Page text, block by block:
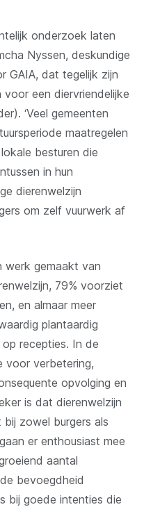
onderzoek laten
Nyssen, deskundige
GAIA, dat tegelijk zijn
een diervriendelijke
‘Veel gemeenten
maatregelen
besturen die
in hun
dierenwelzijn
om zelf vuurwerk af
werk gemaakt van
79% voorziet
en almaar meer
plantaardig
recepties. In de
voor verbetering,
opvolging en
is dat dierenwelzijn
zowel burgers als
er enthousiast mee
aantal
bevoegdheid
bij goede intenties die